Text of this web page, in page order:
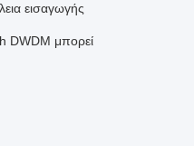
εισαγωγής
DWDM μπορεί